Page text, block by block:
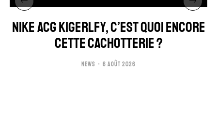
NIKE ACG KIGERLFY, C’EST QUOI ENCORE
CETTE CACHOTTERIE ?
NEWS 6 AOÛT 2026